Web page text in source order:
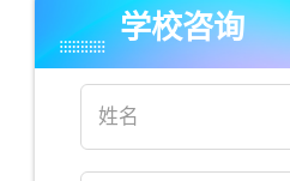
学校咨询